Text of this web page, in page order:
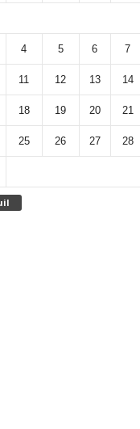
4 5 6 7
11 12 13 14
18 19 20 21
25 26 27 28